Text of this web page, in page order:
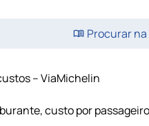
Procurar
– ViaMichelin
custo por